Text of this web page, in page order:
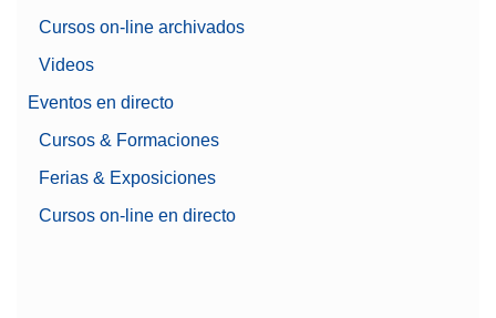
Cursos on-line archivados
Videos
Eventos en directo
Cursos & Formaciones
Ferias & Exposiciones
Cursos on-line en directo